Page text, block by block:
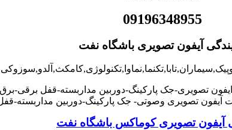
09196348955
آیفون تصویری باشگاه نفت
تصویری-جک پارکینگ-دوربین مداربسته-قفل برقی-
تصویری وصوتی- جک پارکینگ-دوربین مداربسته-
آیفون تصویری کوماکس باشگاه نفت